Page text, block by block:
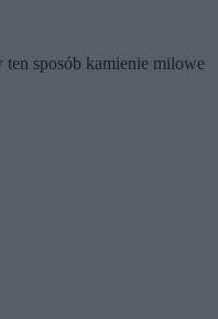
ten sposób kamienie milowe